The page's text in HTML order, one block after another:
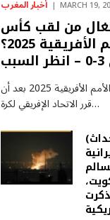
أخبار المغرب MARCH 19,
من لقب كأس
الأمم الأفريقية 2025؟ CAF يمنح المغرب
تم تجريد السنغال من لقب كأس الأمم الأفريقية 2025 بعد أن
قرر الاتحاد الإفريقي لكرة…
(أبرز الأحداث) الأخبار العاجلة